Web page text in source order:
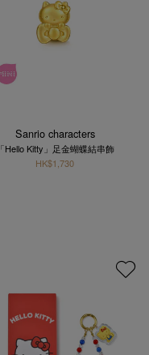
Sanrio characters
「Hello Kitty」足金蝴蝶結串飾
HK$1,730